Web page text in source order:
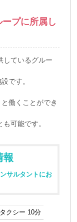
ープに所属し
しているグルー
です。
働くことができ
可能です。
報
サルタントにお
クシー 10分